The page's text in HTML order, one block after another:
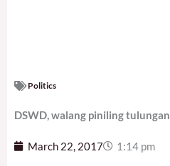
Politics
DSWD, walang piniling tulungan
March 22, 2017 1:14 pm